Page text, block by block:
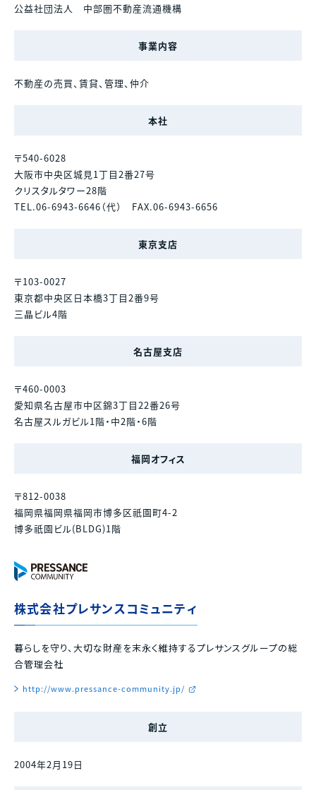
公益社団法人
中部圏不動産流通機構
事業内容
不動産の売買、賃貸、管理、仲介
本社
〒540-6028
大阪市中央区城見1丁目2番27号
クリスタルタワー28階
TEL.06-6943-6646（代） FAX.06-6943-6656
東京支店
〒103-0027
東京都中央区日本橋3丁目2番9号
三晶ビル4階
名古屋支店
〒460-0003
愛知県名古屋市中区錦3丁目22番26号
名古屋スルガビル1階・中2階・6階
福岡オフィス
〒812-0038
福岡県福岡県福岡市博多区祇園町4-2
博多祇園ビル(BLDG)1階
株式会社プレサンスコミュニティ
暮らしを守り、大切な財産を末永く維持するプレサンスグループの総
合管理会社
http://www.pressance-community.jp/
創立
2004年2月19日